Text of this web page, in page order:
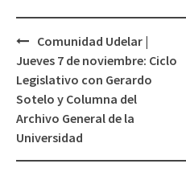
Navegación
de
entradas
Comunidad Udelar |
Jueves 7 de noviembre: Ciclo
Legislativo con Gerardo
Sotelo y Columna del
Archivo General de la
Universidad